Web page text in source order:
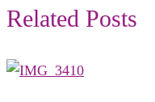
Related Posts